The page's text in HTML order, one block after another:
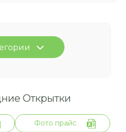
Открытки
Фото прайс